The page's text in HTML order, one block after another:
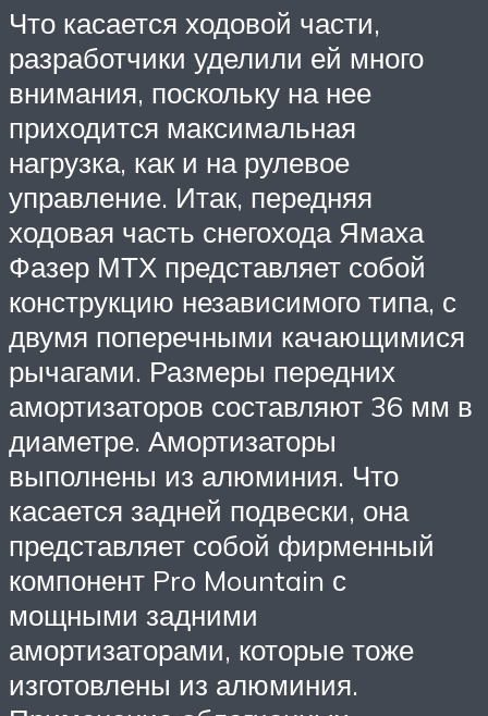
Что касается ходовой части,
разработчики уделили ей много
внимания, поскольку на нее
приходится максимальная
нагрузка, как и на рулевое
управление. Итак, передняя
ходовая часть снегохода Ямаха
Фазер МТХ представляет собой
конструкцию независимого типа, с
двумя поперечными качающимися
рычагами. Размеры передних
амортизаторов составляют 36 мм в
диаметре. Амортизаторы
выполнены из алюминия. Что
касается задней подвески, она
представляет собой фирменный
компонент Pro Mountain с
мощными задними
амортизаторами, которые тоже
изготовлены из алюминия.